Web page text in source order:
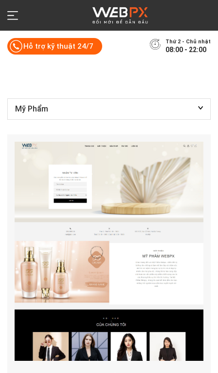
Hỗ trợ kỹ thuật 24/7
Thứ 2 - Chủ nhật
08:00 - 22:00
Mỹ Phẩm